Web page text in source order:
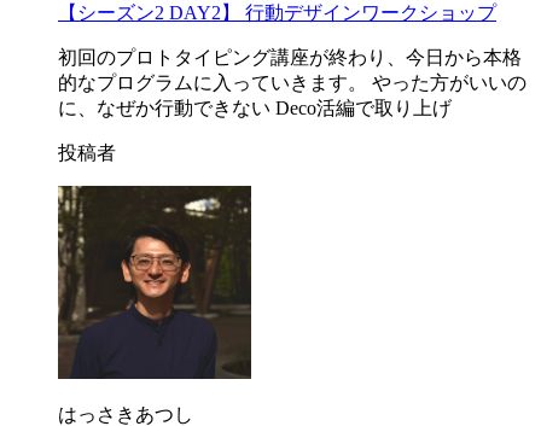
【シーズン2 DAY2】 行動デザインワークショップ
初回のプロトタイピング講座が終わり、今日から本格
的なプログラムに入っていきます。 やった方がいいの
に、なぜか行動できない Deco活編で取り上げ
投稿者
はっさきあつし